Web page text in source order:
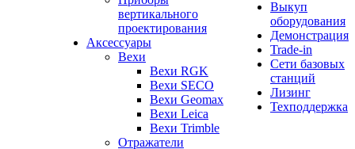
вертикального
проектирования
Аксессуары
Вехи
Вехи RGK
Вехи SECO
Вехи Geomax
Вехи Leica
Вехи Trimble
Отражатели
Выкуп
оборудования
Демонстрация
Trade-in
Сети базовых
станций
Лизинг
Техподдержка